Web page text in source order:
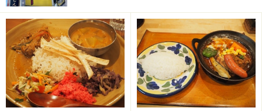
ースト状になるまで炒めるには大層時間がかかりますの
で、週に１回の水曜日に食べることができるスペシャル
カレーとなっています。